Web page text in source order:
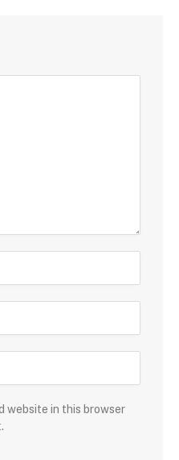
website in this browser